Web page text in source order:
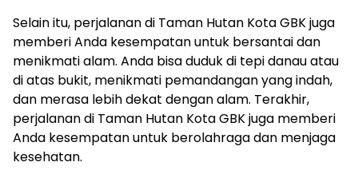
Selain itu, perjalanan di Taman Hutan Kota GBK juga
memberi Anda kesempatan untuk bersantai dan
menikmati alam. Anda bisa duduk di tepi danau atau
di atas bukit, menikmati pemandangan yang indah,
dan merasa lebih dekat dengan alam. Terakhir,
perjalanan di Taman Hutan Kota GBK juga memberi
Anda kesempatan untuk berolahraga dan menjaga
kesehatan.